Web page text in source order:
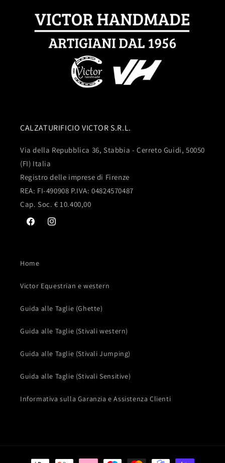
CALZATURIFICIO VICTOR S.R.L.
Via della Repubblica 36, Stabbia - Cerreto Guidi, 50050
(FI) Italia
Registro delle imprese di Firenze
REA: FI-490908 P.IVA: 04824570487
Cap. Soc. € 10.400,00
FacebookInstagram
Home
Victor Equestrian e western
Guida alle Taglie (Ghette)
Guida alle Taglie (Stivali western)
Guida alle Taglie (Stivali Jumping)
Guida alle Taglie (Stivali Sensitive)
Informativa sulla Garanzia e Assistenza Clienti
Metodi